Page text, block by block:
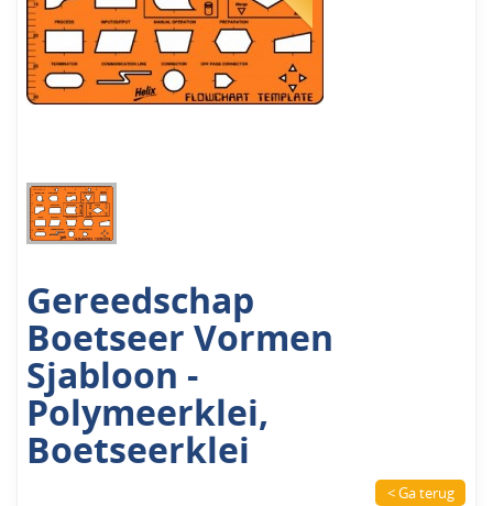
Gereedschap
Boetseer Vormen
Sjabloon -
Polymeerklei,
Boetseerklei
< Ga terug